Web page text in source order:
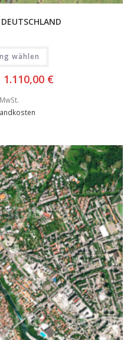
wählen
1.110,00 €